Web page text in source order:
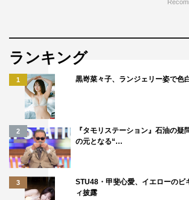
ランキング
1 黒嵜菜々子、ランジェリー姿で色
2
『タモリステーション』石油の
の元となる“…
3
STU48・甲斐心愛、イエローのビ
ィ披露